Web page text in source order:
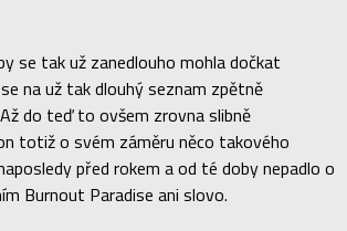
se tak už zanedlouho mohla dočkat
na už tak dlouhý seznam zpětně
do teď to ovšem zrovna slibně
totiž o svém záměru něco takového
před rokem a od té doby nepadlo o
Burnout Paradise ani slovo.